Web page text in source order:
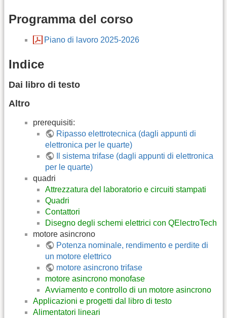
Programma del corso
Piano di lavoro 2025-2026
Indice
Dai libro di testo
Altro
prerequisiti:
Ripasso elettrotecnica (dagli appunti di
elettronica per le quarte)
Il sistema trifase (dagli appunti di elettronica
per le quarte)
quadri
Attrezzatura del laboratorio e circuiti stampati
Quadri
Contattori
Disegno degli schemi elettrici con QElectroTech
motore asincrono
Potenza nominale, rendimento e perdite di
un motore elettrico
motore asincrono trifase
motore asincrono monofase
Avviamento e controllo di un motore asincrono
Applicazioni e progetti dal libro di testo
Alimentatori lineari